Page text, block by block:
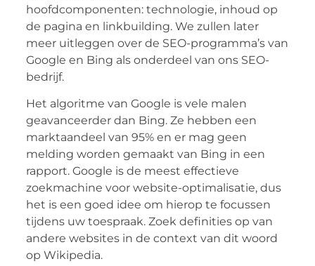
hoofdcomponenten: technologie, inhoud op
de pagina en linkbuilding. We zullen later
meer uitleggen over de SEO-programma’s van
Google en Bing als onderdeel van ons SEO-
bedrijf.
Het algoritme van Google is vele malen
geavanceerder dan Bing. Ze hebben een
marktaandeel van 95% en er mag geen
melding worden gemaakt van Bing in een
rapport. Google is de meest effectieve
zoekmachine voor website-optimalisatie, dus
het is een goed idee om hierop te focussen
tijdens uw toespraak. Zoek definities op van
andere websites in de context van dit woord
op Wikipedia.